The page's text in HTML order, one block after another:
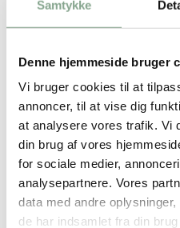
Samtykke
Denne hjemmeside bruger
Vi bruger cookies til at
annoncer, til at vise dig
at analysere vores trafik. Vi
din brug af vores
for sociale medier,
analysepartnere. Vores
data med andre
de har indsamlet fra din
803990
Skumbelagt
DKK 335,75
DKK 419,69 inkl. moms
På lager
Viser 1 til 1 af